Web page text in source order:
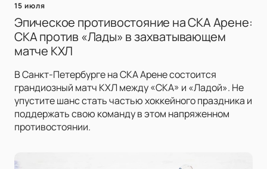
15 июля
Эпическое противостояние на СКА Арене:
СКА против «Лады» в захватывающем
матче КХЛ
В Санкт-Петербурге на СКА Арене состоится
грандиозный матч КХЛ между «СКА» и «Ладой». Не
упустите шанс стать частью хоккейного праздника и
поддержать свою команду в этом напряженном
противостоянии.